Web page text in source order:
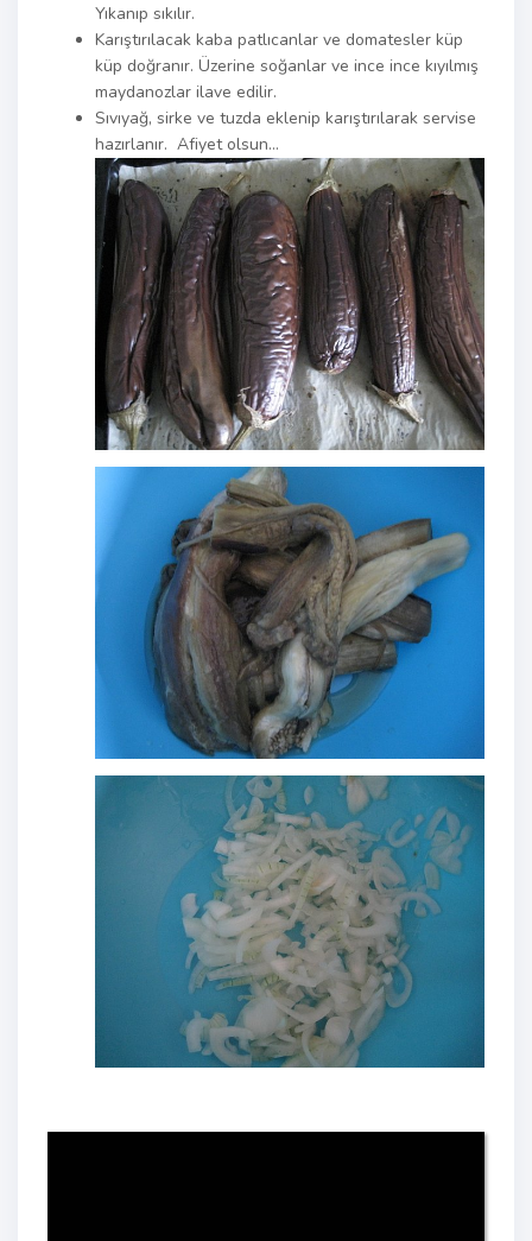
Yıkanıp sıkılır.
Karıştırılacak kaba patlıcanlar ve domatesler küp
küp doğranır. Üzerine soğanlar ve ince ince kıyılmış
maydanozlar ilave edilir.
Sıvıyağ, sirke ve tuzda eklenip karıştırılarak servise
hazırlanır. Afiyet olsun…